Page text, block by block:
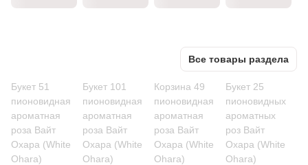
Все товары раздела
Букет 51
пионовидная
ароматная
роза Вайт
Охара (White
Ohara)
Букет 101
пионовидная
ароматная
роза Вайт
Охара (White
Ohara)
Корзина 49
пионовидная
ароматная
роза Вайт
Охара (White
Ohara)
Букет 25
пионовидных
ароматных
роз Вайт
Охара (White
Ohara)